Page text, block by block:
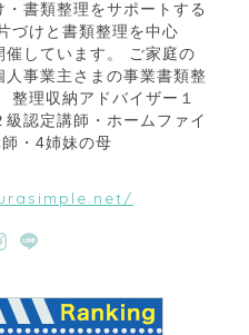
書類整理をサポートする
づけと書類整理を中心
催しています。 ご家庭の
事業主さまの事業書類整
整理収納アドバイザー１
認定講師・ホームファイ
・4姉妹の母